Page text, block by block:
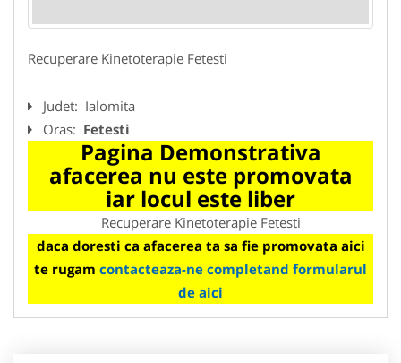
Recuperare Kinetoterapie Fetesti
Judet: Ialomita
Oras: Fetesti
Pagina Demonstrativa
afacerea nu este promovata
iar locul este liber
Recuperare Kinetoterapie Fetesti
daca doresti ca afacerea ta sa fie promovata aici
te rugam contacteaza-ne completand formularul
de aici